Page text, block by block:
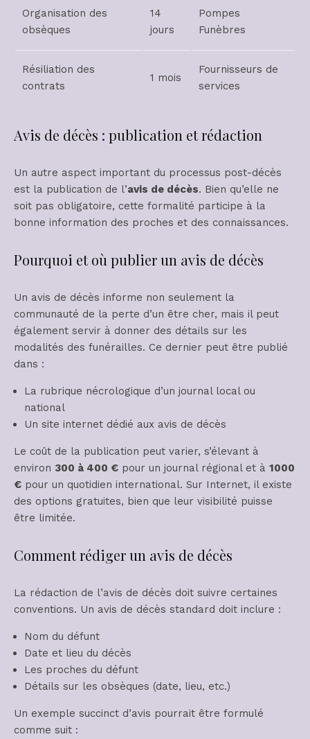
Organisation des
obsèques
14
jours
Pompes
Funèbres
Résiliation des
contrats
1 mois
Fournisseurs de
services
Avis de décès : publication et rédaction
Un autre aspect important du processus post-décès
est la publication de l’avis de décès. Bien qu’elle ne
soit pas obligatoire, cette formalité participe à la
bonne information des proches et des connaissances.
Pourquoi et où publier un avis de décès
Un avis de décès informe non seulement la
communauté de la perte d’un être cher, mais il peut
également servir à donner des détails sur les
modalités des funérailles. Ce dernier peut être publié
dans :
La rubrique nécrologique d’un journal local ou
national
Un site internet dédié aux avis de décès
Le coût de la publication peut varier, s’élevant à
environ 300 à 400 € pour un journal régional et à 1000
€ pour un quotidien international. Sur Internet, il existe
des options gratuites, bien que leur visibilité puisse
être limitée.
Comment rédiger un avis de décès
La rédaction de l’avis de décès doit suivre certaines
conventions. Un avis de décès standard doit inclure :
Nom du défunt
Date et lieu du décès
Les proches du défunt
Détails sur les obsèques (date, lieu, etc.)
Un exemple succinct d’avis pourrait être formulé
comme suit :